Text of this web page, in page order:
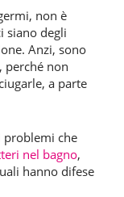
non è
siano degli
Anzi, sono
, perché non
a parte
problemi che
nel bagno,
hanno difese